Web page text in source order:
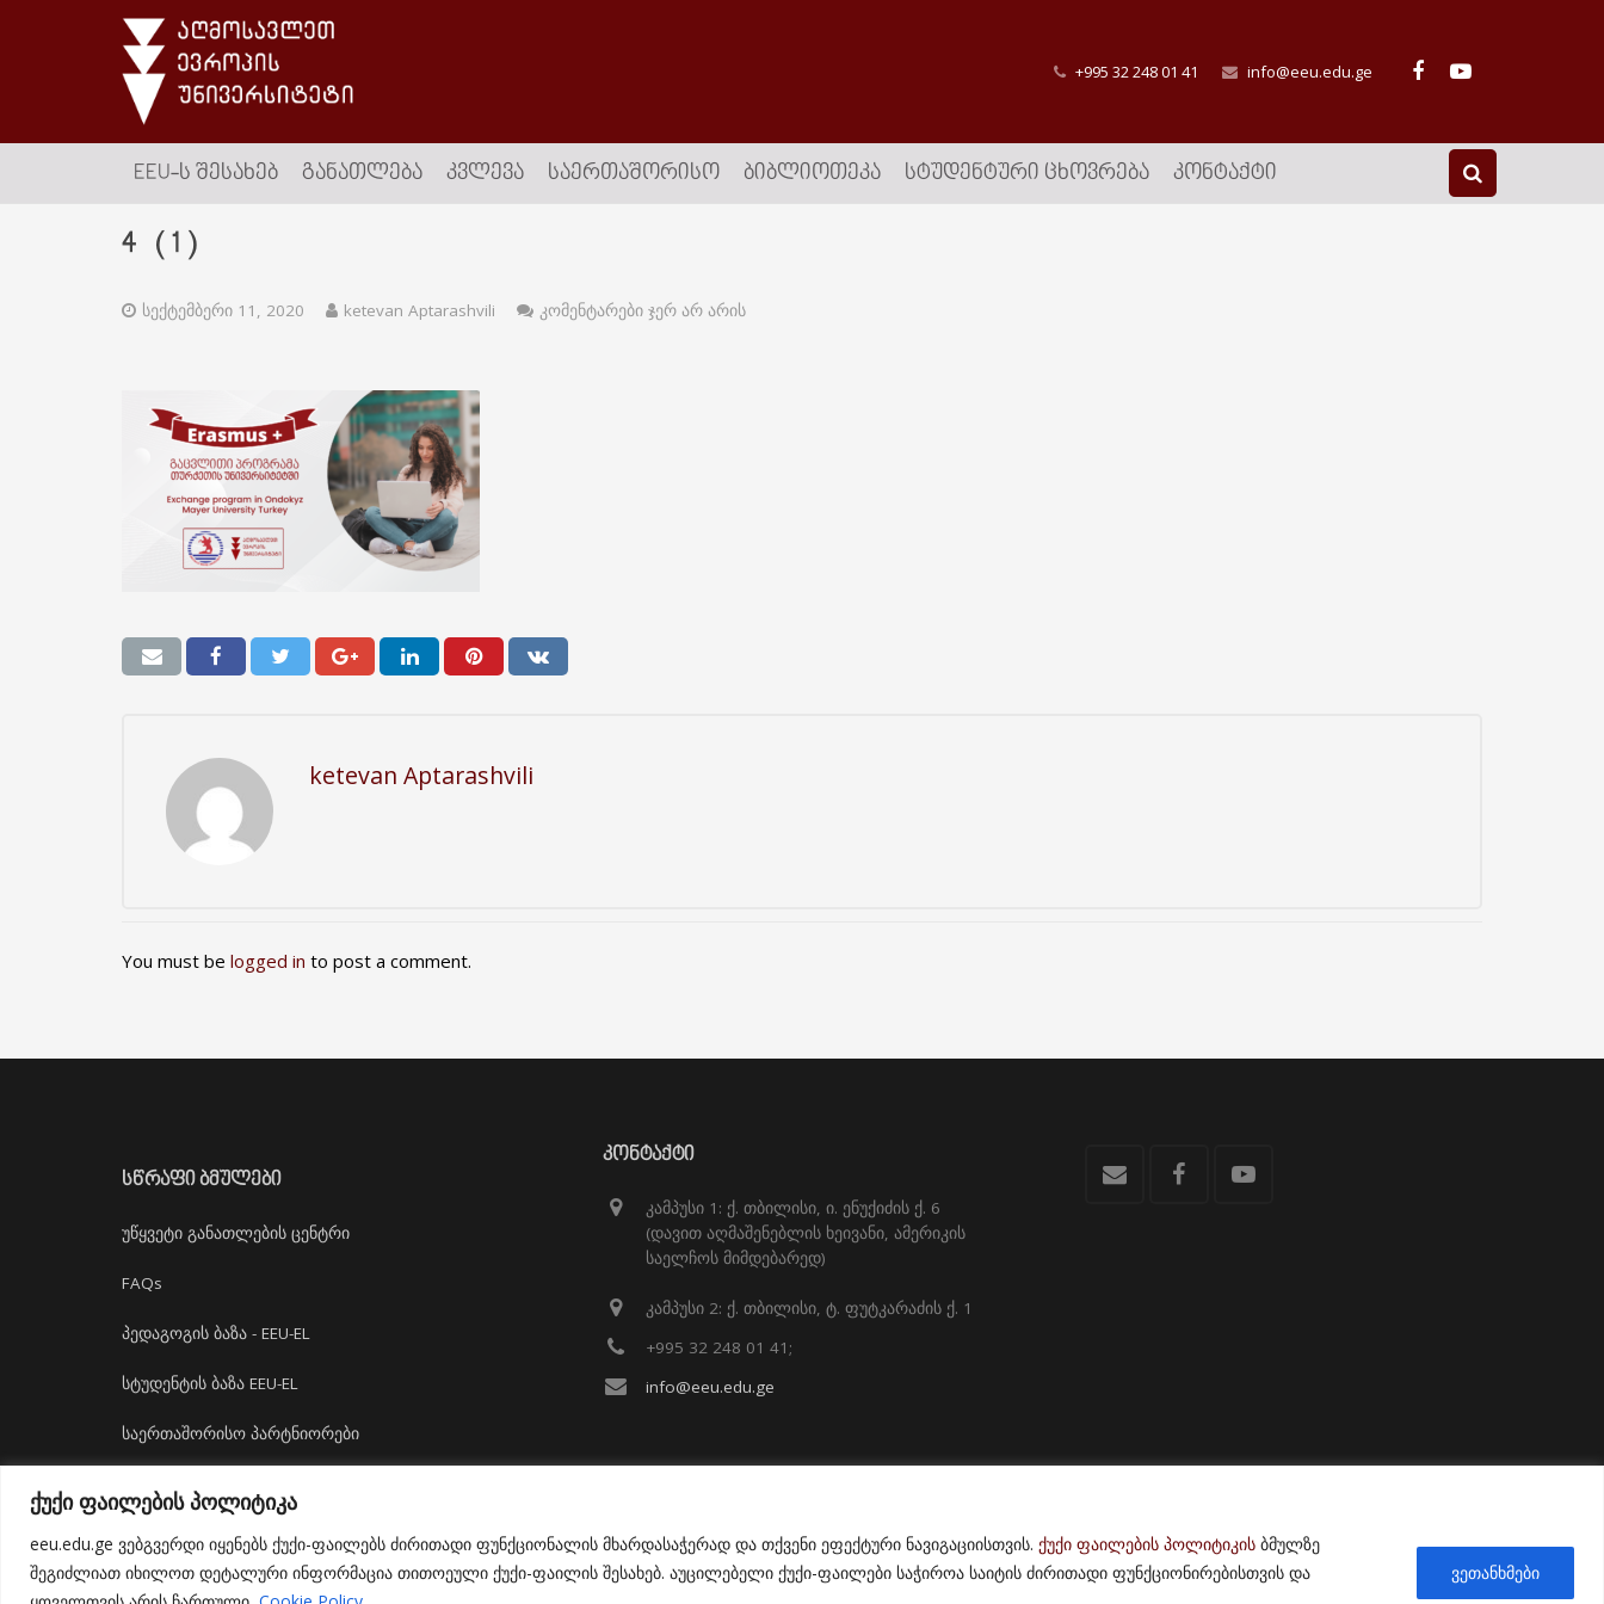
ქუქი ფაილების პოლიტიკა
eeu.edu.ge ვებგვერდი იყენებს ქუქი-ფაილებს ძირითადი ფუნქციონალის მხარდასაჭერად და თქვენი ეფექტური ნავიგაციისთვის. ქუქი ფაილების პოლიტიკის ბმულზე
შეგიძლიათ იხილოთ დეტალური ინფორმაცია თითოეული ქუქი-ფაილის შესახებ. აუცილებელი ქუქი-ფაილები საჭიროა საიტის ძირითადი ფუნქციონირებისთვის და
ვეთანხმები
+995 32 248 01 41 info@eeu.edu.ge
EEU-Ს ᲨᲔᲡᲐᲮᲔᲑ ᲒᲐᲜᲐᲗᲚᲔᲑᲐ ᲙᲕᲚᲔᲕᲐ ᲡᲐᲔᲠᲗᲐᲨᲝᲠᲘᲡᲝ ᲑᲘᲑᲚᲘᲝᲗᲔᲙᲐ ᲡᲢᲣᲓᲔᲜᲢᲣᲠᲘ ᲪᲮᲝᲕᲠᲔᲑᲐ ᲙᲝᲜᲢᲐᲥᲢᲘ
4 (1)
სექტემბერი 11, 2020 ketevan Aptarashvili კომენტარები ჯერ არ არის
ketevan Aptarashvili
You must be logged in to post a comment.
ᲡᲬᲠᲐᲤᲘ ᲑᲛᲣᲚᲔᲑᲘ
უწყვეტი განათლების ცენტრი
FAQs
პედაგოგის ბაზა - EEU-EL
სტუდენტის ბაზა EEU-EL
საერთაშორისო პარტნიორები
ბიბლიოთეკა
ᲙᲝᲜᲢᲐᲥᲢᲘ
კამპუსი 1: ქ. თბილისი, ი. ენუქიძის ქ. 6
(დავით აღმაშენებლის ხეივანი, ამერიკის
საელჩოს მიმდებარედ)
კამპუსი 2: ქ. თბილისი, ტ. ფუტკარაძის ქ. 1
+995 32 248 01 41;
info@eeu.edu.ge